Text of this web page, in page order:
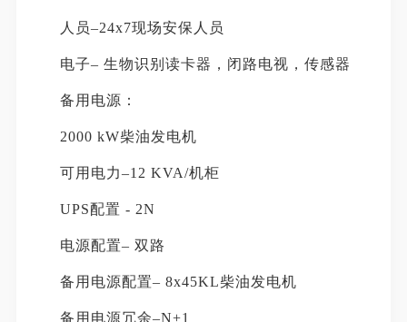
人员–24x7现场安保人员
电子– 生物识别读卡器，闭路电视，传感器
备用电源：
2000 kW柴油发电机
可用电力–12 KVA/机柜
UPS配置 - 2N
电源配置– 双路
备用电源配置– 8x45KL柴油发电机
备用电源冗余–N+1